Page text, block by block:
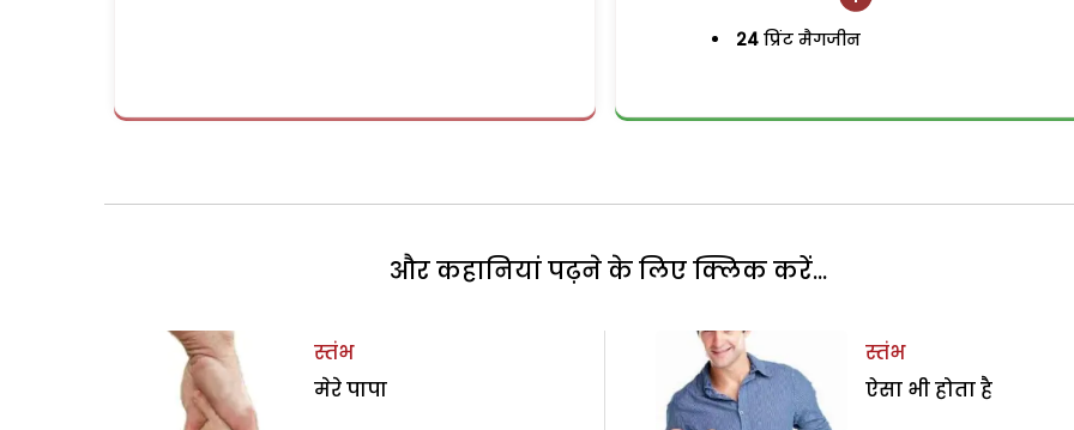
24 प्रिंट मैगजीन
और कहानियां पढ़ने के लिए क्लिक करें...
स्तंभ
मेरे पापा
स्तंभ
ऐसा भी होता है